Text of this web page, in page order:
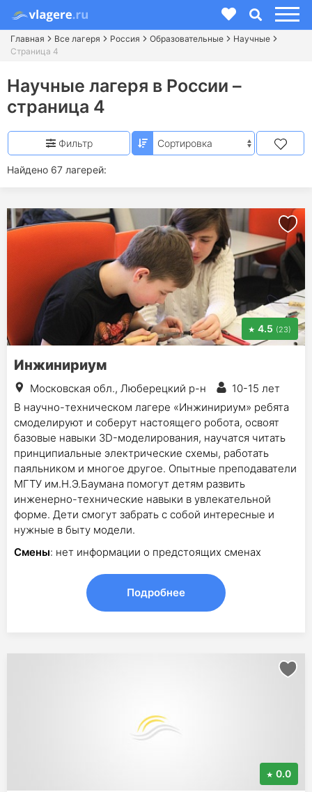
Главная Все лагеря Россия Образовательные
Научные
Страница 4
Научные лагеря в России –
страница 4
Найдено 67 лагерей:
Фильтр
4.5 (23)
Инжинириум
Московская обл., Люберецкий р-н
10-15 лет
В научно-техническом лагере «Инжинириум» ребята
смоделируют и соберут настоящего робота, освоят
базовые навыки 3D-моделирования, научатся читать
принципиальные электрические схемы, работать
паяльником и многое другое. Опытные преподаватели
МГТУ им.Н.Э.Баумана помогут детям развить
инженерно-технические навыки в увлекательной
форме. Дети смогут забрать с собой интересные и
нужные в быту модели.
Смены: нет информации о предстоящих сменах
Подробнее
0.0